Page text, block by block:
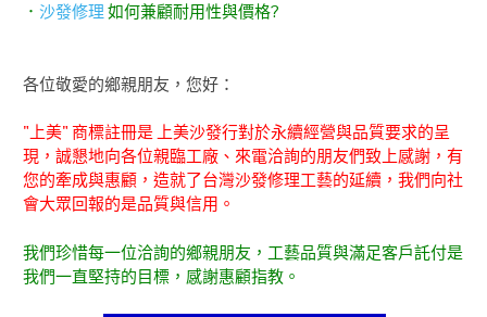
． 沙發修理 如何兼顧耐用性與價格?
各位敬愛的鄉親朋友，您好：
"上美" 商標註冊是 上美沙發行對於永續經營與品質要求的呈
現，誠懇地向各位親臨工廠、來電洽詢的朋友們致上感謝，有
您的牽成與惠顧，造就了台灣沙發修理工藝的延續，我們向社
會大眾回報的是品質與信用。
我們珍惜每一位洽詢的鄉親朋友，工藝品質與滿足客戶託付是
我們一直堅持的目標，感謝惠顧指教。